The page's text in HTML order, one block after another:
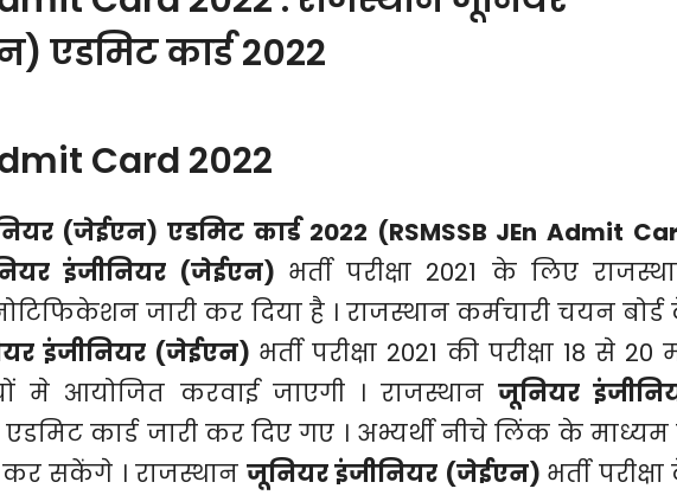
एडमिट कार्ड 2022
Card 2022
(जेईएन) एडमिट कार्ड 2022 (RSMSSB JEn Admit
इंजीनियर (जेईएन) भर्ती परीक्षा 2021 के लिए
जारी कर दिया है । राजस्थान कर्मचारी चयन
इंजीनियर (जेईएन) भर्ती परीक्षा 2021 की परीक्षा 18 से 20
मे आयोजित करवाई जाएगी । राजस्थान जूनियर
के एडमिट कार्ड जारी कर दिए गए । अभ्यर्थी नीचे लिंक के
कर सकेंगे । राजस्थान जूनियर इंजीनियर (जेईएन) भर्ती